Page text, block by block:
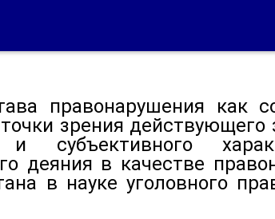
правонарушения как
зрения действующего
и субъективного
деяния в качестве
в науке уголовного